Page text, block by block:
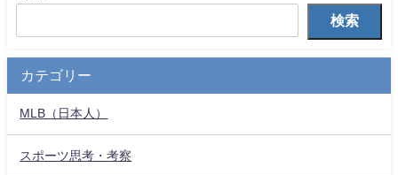
検索
カテゴリー
MLB（日本人）
スポーツ思考・考察